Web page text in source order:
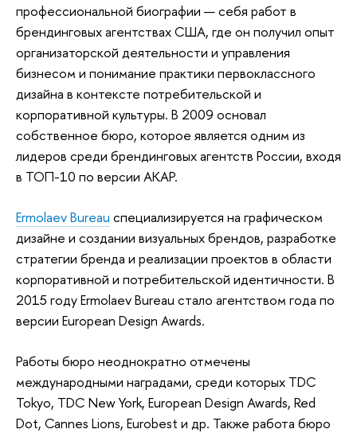
профессиональной биографии — себя работ в
брендинговых агентствах США, где он получил опыт
организаторской деятельности и управления
бизнесом и понимание практики первоклассного
дизайна в контексте потребительской и
корпоративной культуры. В 2009 основал
собственное бюро, которое является одним из
лидеров среди брендинговых агентств России, входя
в ТОП-10 по версии АКАР.
Ermolaev Bureau специализируется на графическом
дизайне и создании визуальных брендов, разработке
стратегии бренда и реализации проектов в области
корпоративной и потребительской идентичности. В
2015 году Ermolaev Bureau стало агентством года по
версии European Design Awards.
Работы бюро неоднократно отмечены
международными наградами, среди которых TDC
Tokyo, TDC New York, European Design Awards, Red
Dot, Cannes Lions, Eurobest и др. Также работа бюро